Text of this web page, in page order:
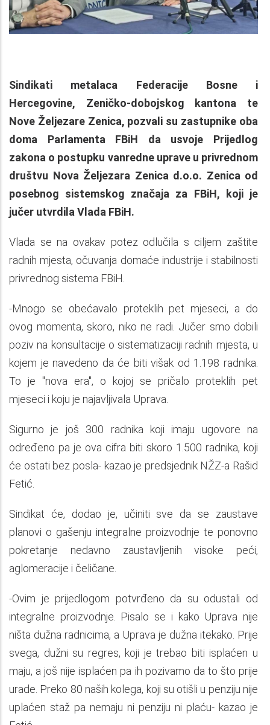
Sindikati metalaca Federacije Bosne i
Hercegovine, Zeničko-dobojskog kantona te
Nove Željezare Zenica, pozvali su zastupnike oba
doma Parlamenta FBiH da usvoje Prijedlog
zakona o postupku vanredne uprave u privrednom
društvu Nova Željezara Zenica d.o.o. Zenica od
posebnog sistemskog značaja za FBiH, koji je
jučer utvrdila Vlada FBiH.
Vlada se na ovakav potez odlučila s ciljem zaštite
radnih mjesta, očuvanja domaće industrije i stabilnosti
privrednog sistema FBiH.
-Mnogo se obećavalo proteklih pet mjeseci, a do
ovog momenta, skoro, niko ne radi. Jučer smo dobili
poziv na konsultacije o sistematizaciji radnih mjesta, u
kojem je navedeno da će biti višak od 1.198 radnika.
To je "nova era", o kojoj se pričalo proteklih pet
mjeseci i koju je najavljivala Uprava.
Sigurno je još 300 radnika koji imaju ugovore na
određeno pa je ova cifra biti skoro 1.500 radnika, koji
će ostati bez posla- kazao je predsjednik NŽZ-a Rašid
Fetić.
Sindikat će, dodao je, učiniti sve da se zaustave
planovi o gašenju integralne proizvodnje te ponovno
pokretanje nedavno zaustavljenih visoke peći,
aglomeracije i čeličane.
-Ovim je prijedlogom potvrđeno da su odustali od
integralne proizvodnje. Pisalo se i kako Uprava nije
ništa dužna radnicima, a Uprava je dužna itekako. Prije
svega, dužni su regres, koji je trebao biti isplaćen u
maju, a još nije isplaćen pa ih pozivamo da to što prije
urade. Preko 80 naših kolega, koji su otišli u penziju nije
uplaćen staž pa nemaju ni penziju ni plaću- kazao je